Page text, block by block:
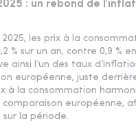
: un rebond de
les prix à la
% sur un an, contre 0,9 %
ainsi l’un des taux
européenne, juste
à la consommation
européenne,
sur la période.